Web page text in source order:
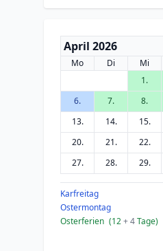
April 2026
Mo Di Mi
1.
6.
7. 8.
13.
14. 15.
20.
21. 22.
27.
28. 29.
Karfreitag
Ostermontag
Osterferien (12+ 4Tage)